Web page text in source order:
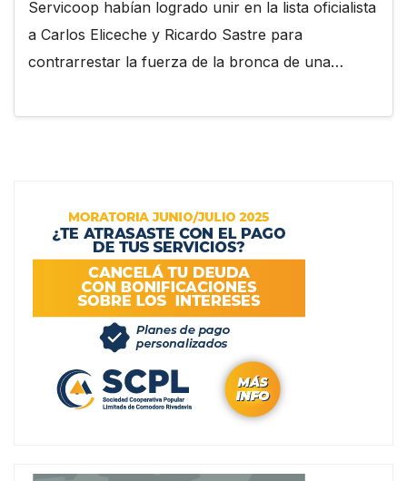
Servicoop habían logrado unir en la lista oficialista
a Carlos Eliceche y Ricardo Sastre para
contrarrestar la fuerza de la bronca de una…